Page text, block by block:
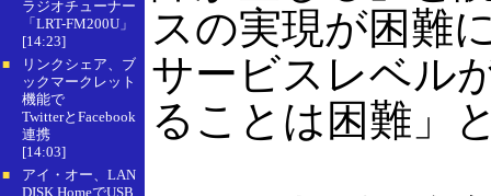
ラジオチューナー
「LRT-FM200U」
[14:23]
■
リンクシェア、ブ
ックマークレット
機能で
TwitterとFacebook
連携
[14:03]
■
アイ・オー、LAN
DISK HomeでUSB
スの実現が困難
サービスレベル
ることは困難」